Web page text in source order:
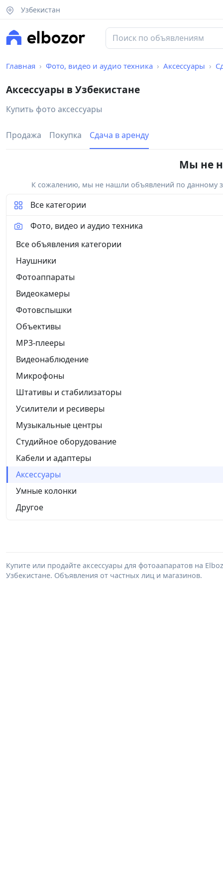
Узбекистан
Главная Фото, видео и аудио техника Аксессуары
Аксессуары в Узбекистане
Купить фото аксессуары
Продажа Покупка Сдача в аренду
Мы не
К сожалению, мы не нашли объявлений по данному
Все категории
Фото, видео и аудио техника
Все объявления категории
Наушники
Фотоаппараты
Видеокамеры
Фотовспышки
Объективы
MP3-плееры
Видеонаблюдение
Микрофоны
Штативы и стабилизаторы
Усилители и ресиверы
Музыкальные центры
Студийное оборудование
Кабели и адаптеры
Аксессуары
Умные колонки
Другое
Купите или продайте аксессуары для фотоаапаратов на
Узбекистане. Объявления от частных лиц и магазинов.